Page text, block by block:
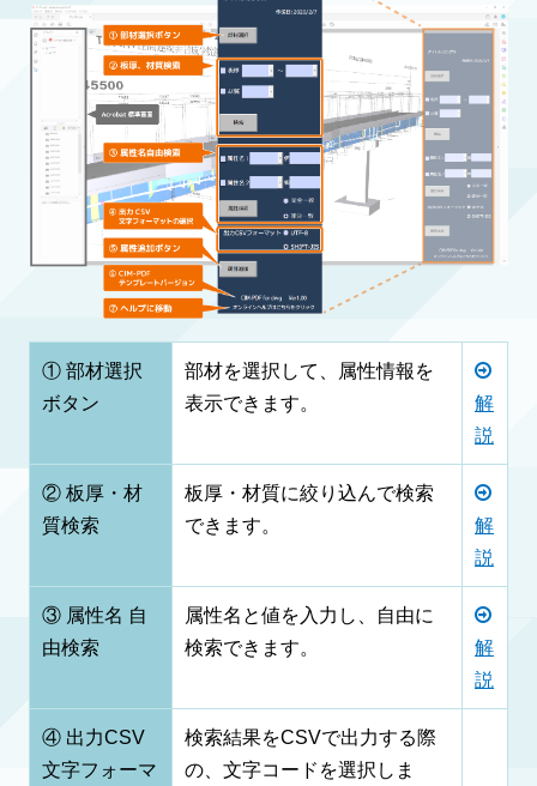
① 部材選択
ボタン
部材を選択して、属性情報を
表示できます。
解
説
② 板厚・材
質検索
板厚・材質に絞り込んで検索
できます。
解
説
③ 属性名 自
由検索
属性名と値を入力し、自由に
検索できます。
解
説
④ 出力CSV
文字フォーマ
検索結果をCSVで出力する際
の、文字コードを選択しま